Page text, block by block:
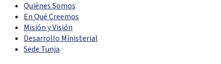
Quiénes Somos
En Qué Creemos
Misión y Visión
Desarrollo Ministerial
Sede Tunja